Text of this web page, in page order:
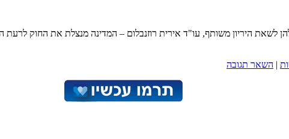
היריון משותף, עו"ד אירית רוזנבלום – המדינה מנצלת את החוק לרעת
| השאר תגובה